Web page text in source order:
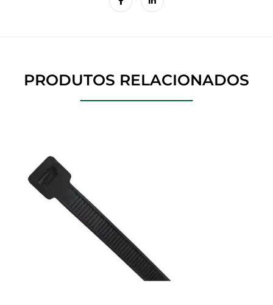
PRODUTOS RELACIONADOS